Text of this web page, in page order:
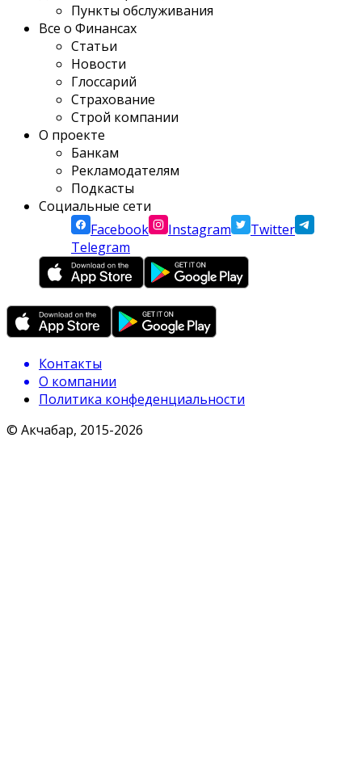
Пункты обслуживания
Все о Финансах
Статьи
Новости
Глоссарий
Страхование
Строй компании
О проекте
Банкам
Рекламодателям
Подкасты
Социальные сети
Facebook
Instagram
Twitter
Telegram
Контакты
О компании
Политика конфеденциальности
© Акчабар, 2015-2026